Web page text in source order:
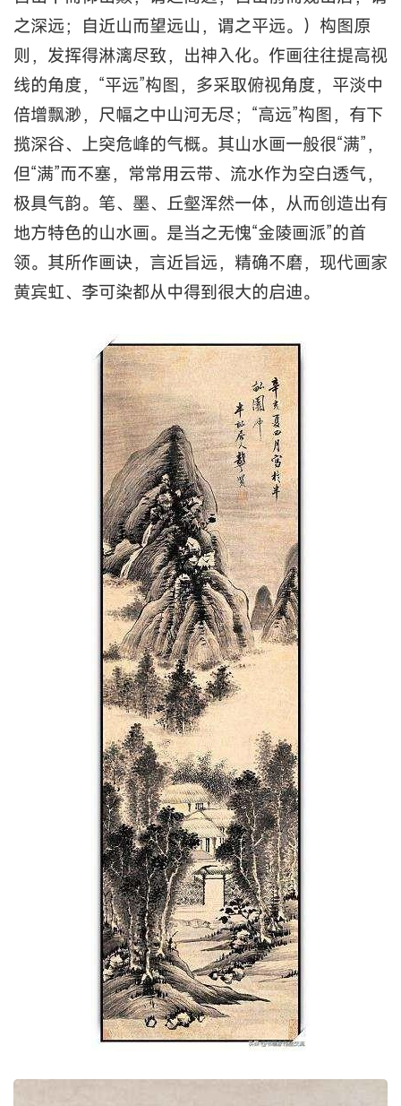
之深远；自近山而望远山，谓之平远。）构图原
则，发挥得淋漓尽致，出神入化。作画往往提高视
线的角度，“平远”构图，多采取俯视角度，平淡中
倍增飘渺，尺幅之中山河无尽；“高远”构图，有下
揽深谷、上突危峰的气概。其山水画一般很“满”，
但“满”而不塞，常常用云带、流水作为空白透气，
极具气韵。笔、墨、丘壑浑然一体，从而创造出有
地方特色的山水画。是当之无愧“金陵画派”的首
领。其所作画诀，言近旨远，精确不磨，现代画家
黄宾虹、李可染都从中得到很大的启迪。